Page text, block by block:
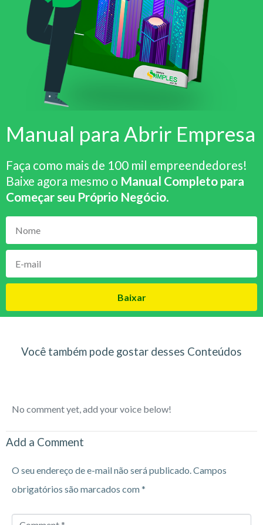
Manual para Abrir Empresa
Faça como mais de 100 mil empreendedores!
Baixe agora mesmo o Manual Completo para
Começar seu Próprio Negócio.
Baixar
Você também pode gostar desses Conteúdos
No comment yet, add your voice below!
Add a Comment
O seu endereço de e-mail não será publicado.Campos
obrigatórios são marcados com*
Comment